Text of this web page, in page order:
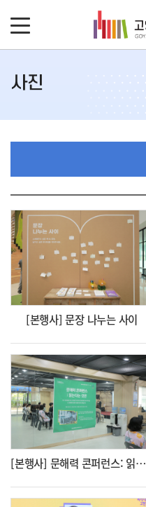
사진
[본행사] 문장 나누는 사이
[본행사] 문해력 콘퍼런스: 읽는다는 것은